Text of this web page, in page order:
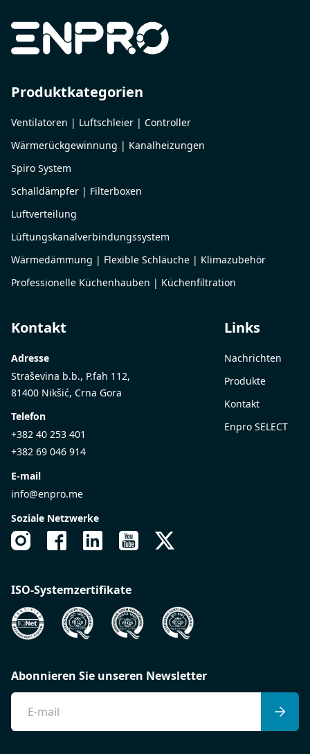
Produktkategorien
Ventilatoren | Luftschleier | Controller
Wärmerückgewinnung | Kanalheizungen
Spiro System
Schalldämpfer | Filterboxen
Luftverteilung
Lüftungskanalverbindungssystem
Wärmedämmung | Flexible Schläuche | Klimazubehör
Professionelle Küchenhauben | Küchenfiltration
Kontakt
Adresse
Straševina b.b., P.fah 112,
81400 Nikšić, Crna Gora
Telefon
+382 40 253 401
+382 69 046 914
E-mail
info@enpro.me
Soziale Netzwerke
Links
Nachrichten
Produkte
Kontakt
Enpro SELECT
ISO-Systemzertifikate
Abonnieren Sie unseren Newsletter